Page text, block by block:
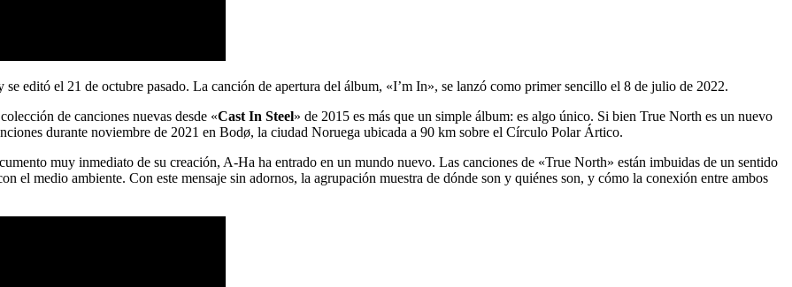
editó el 21 de octubre pasado. La canción de apertura del álbum, «I’m In», se lanzó como primer sencillo el 8 de julio de 2022.
de canciones nuevas desde «Cast In Steel» de 2015 es más que un simple álbum: es algo único. Si bien True North es un nuevo
durante noviembre de 2021 en Bodø, la ciudad Noruega ubicada a 90 km sobre el Círculo Polar Ártico.
muy inmediato de su creación, A-Ha ha entrado en un mundo nuevo. Las canciones de «True North» están imbuidas de un sentido
el medio ambiente. Con este mensaje sin adornos, la agrupación muestra de dónde son y quiénes son, y cómo la conexión entre ambos